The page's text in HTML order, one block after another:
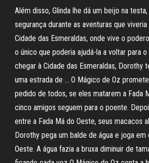
Além disso, Glinda lhe dá um beijo na
segurança durante as aventuras que
Cidade das Esmeraldas, onde vive o
o único que poderia ajudá-la a voltar para o
chegar à Cidade das Esmeraldas, Dorothy
uma estrada de … O Mágico de Oz
pedido de todos, se eles matarem a Fada
cinco amigos seguem para o poente.
entre a Fada Má do Oeste, seus macacos
Dorothy pega um balde de água e joga em
Oeste. A água fazia a bruxa diminuir de